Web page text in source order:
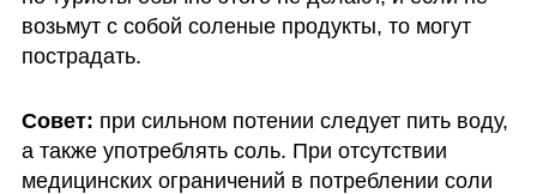
возьмут с собой соленые продукты, то могут
пострадать.
Совет: при сильном потении следует пить воду,
а также употреблять соль. При отсутствии
медицинских ограничений в потреблении соли